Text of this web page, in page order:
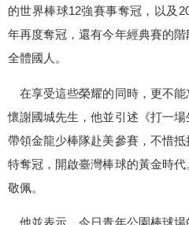
的世界棒球12強賽事奪冠，以及
年再度奪冠，還有今年經典賽的
全體國人。
在享受這些榮耀的同時，更不能
懷謝國城先生，他並引述《打一
帶領金龍少棒隊赴美參賽，不惜
特奪冠，開啟臺灣棒球的黃金時
敬佩。